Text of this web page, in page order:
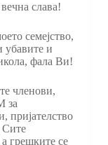
слава!
семејство,
убавите и
фала Ви!
членови,
за
пријателство
Сите
грешките се